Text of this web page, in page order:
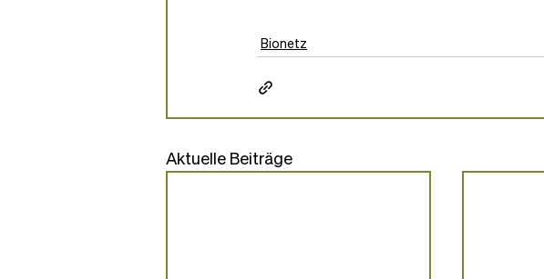
Bionetz
Aktuelle Beiträge